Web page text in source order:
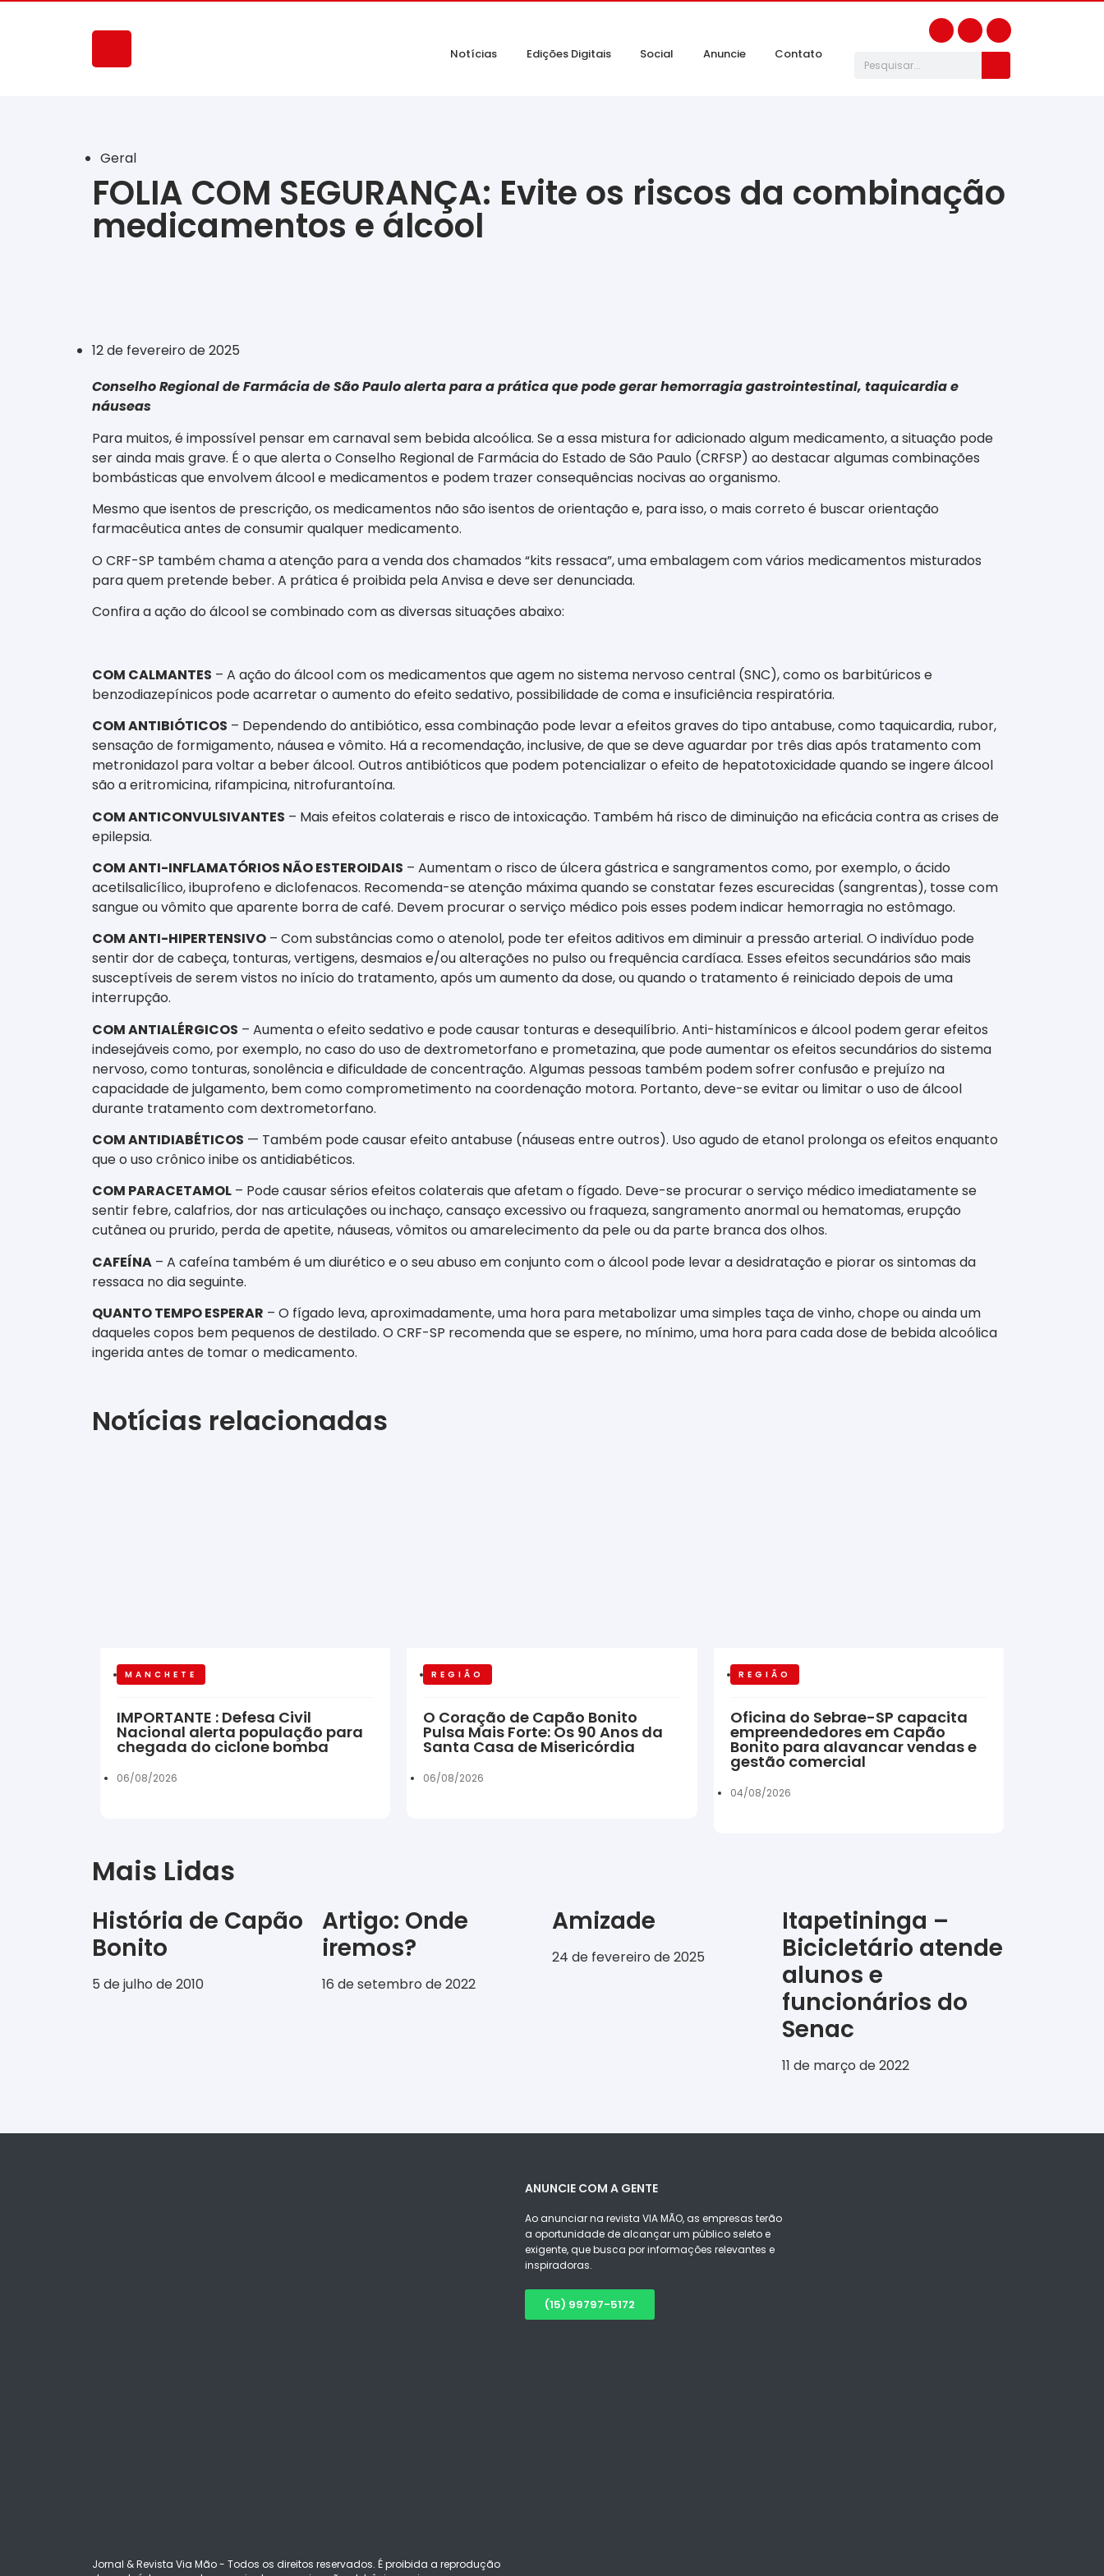
Notícias Edições Digitais Social Anuncie Contato
Geral
FOLIA COM SEGURANÇA: Evite os riscos da combinação
medicamentos e álcool
12 de fevereiro de 2025
Conselho Regional de Farmácia de São Paulo alerta para a prática que podegerar hemorragia gastrointestinal, taquicardia e
náuseas
Para muitos, é impossível pensar em carnaval sem bebida alcoólica. Se a essa mistura for adicionado algum medicamento, a situação pode
ser ainda mais grave. É o que alerta o Conselho Regional de Farmácia do Estado de São Paulo (CRFSP) ao destacar algumas combinações
bombásticas que envolvem álcool e medicamentos e podem trazer consequências nocivas ao organismo.
Mesmo que isentos de prescrição, os medicamentos não são isentos de orientação e, para isso, o mais correto é buscar orientação
farmacêutica antes de consumir qualquer medicamento.
O CRF-SP também chama a atenção para a venda dos chamados “kits ressaca”, uma embalagem com vários medicamentos misturados
para quem pretende beber. A prática é proibida pela Anvisa e deve ser denunciada.
Confira a ação do álcool se combinado com as diversas situações abaixo:
COM CALMANTES – A ação do álcool com os medicamentos que agem no sistema nervoso central (SNC), como os barbitúricos e
benzodiazepínicos pode acarretar o aumento do efeito sedativo, possibilidade de coma e insuficiência respiratória.
COM ANTIBIÓTICOS – Dependendo do antibiótico, essa combinação pode levar a efeitos graves do tipo antabuse, como taquicardia, rubor,
sensação de formigamento, náusea e vômito. Há a recomendação, inclusive, de que se deve aguardar por três dias após tratamento com
metronidazol para voltar a beber álcool. Outros antibióticos que podem potencializar o efeito de hepatotoxicidade quando se ingere álcool
são a eritromicina, rifampicina, nitrofurantoína.
COM ANTICONVULSIVANTES – Mais efeitos colaterais e risco de intoxicação. Também há risco de diminuição na eficácia contra as crises de
epilepsia.
COM ANTI-INFLAMATÓRIOS NÃO ESTEROIDAIS – Aumentam o risco de úlcera gástrica e sangramentos como, por exemplo, o ácido
acetilsalicílico, ibuprofeno e diclofenacos. Recomenda-se atenção máxima quando se constatar fezes escurecidas (sangrentas), tosse com
sangue ou vômito que aparente borra de café. Devem procurar o serviço médico pois esses podem indicar hemorragia no estômago.
COM ANTI-HIPERTENSIVO – Com substâncias como o atenolol, pode ter efeitos aditivos em diminuir a pressão arterial. O indivíduo pode
sentir dor de cabeça, tonturas, vertigens, desmaios e/ou alterações no pulso ou frequência cardíaca. Esses efeitos secundários são mais
susceptíveis de serem vistos no início do tratamento, após um aumento da dose, ou quando o tratamento é reiniciado depois de uma
interrupção.
COM ANTIALÉRGICOS – Aumenta o efeito sedativo e pode causar tonturas e desequilíbrio. Anti-histamínicos e álcool podem gerar efeitos
indesejáveis como, por exemplo, no caso do uso de dextrometorfano e prometazina, que pode aumentar os efeitos secundários do sistema
nervoso, como tonturas, sonolência e dificuldade de concentração. Algumas pessoas também podem sofrer confusão e prejuízo na
capacidade de julgamento, bem como comprometimento na coordenação motora. Portanto, deve-se evitar ou limitar o uso de álcool
durante tratamento com dextrometorfano.
COM ANTIDIABÉTICOS — Também pode causar efeito antabuse (náuseas entre outros). Uso agudo de etanol prolonga os efeitos enquanto
que o uso crônico inibe os antidiabéticos.
COM PARACETAMOL – Pode causar sérios efeitos colaterais que afetam o fígado. Deve-se procurar o serviço médico imediatamente se
sentir febre, calafrios, dor nas articulações ou inchaço, cansaço excessivo ou fraqueza, sangramento anormal ou hematomas, erupção
cutânea ou prurido, perda de apetite, náuseas, vômitos ou amarelecimento da pele ou da parte branca dos olhos.
CAFEÍNA – A cafeína também é um diurético e o seu abuso em conjunto com o álcool pode levar a desidratação e piorar os sintomas da
ressaca no dia seguinte.
QUANTO TEMPO ESPERAR – O fígado leva, aproximadamente, uma hora para metabolizar uma simples taça de vinho, chope ou ainda um
daqueles copos bem pequenos de destilado. O CRF-SP recomenda que se espere, no mínimo, uma hora para cada dose de bebida alcoólica
ingerida antes de tomar o medicamento.
Notícias relacionadas
MANCHETE
IMPORTANTE : Defesa Civil
Nacional alerta população para
chegada do ciclone bomba
06/08/2026
REGIÃO
O Coração de Capão Bonito
Pulsa Mais Forte: Os 90 Anos da
Santa Casa de Misericórdia
06/08/2026
REGIÃO
Oficina do Sebrae-SP capacita
empreendedores em Capão
Bonito para alavancar vendas e
gestão comercial
04/08/2026
Mais Lidas
História de Capão
Bonito
5 de julho de 2010
Artigo: Onde
iremos?
16 de setembro de 2022
Amizade
24 de fevereiro de 2025
Itapetininga –
Bicicletário atende
alunos e
funcionários do
Senac
11 de março de 2022
Jornal & Revista Via Mão - Todos os direitos reservados. É proibida a reprodução
ANUNCIE COM A GENTE
Ao anunciar na revista VIA MÃO, as empresas terão
a oportunidade de alcançar um público seleto e
exigente, que busca por informações relevantes e
inspiradoras.
(15) 99797-5172